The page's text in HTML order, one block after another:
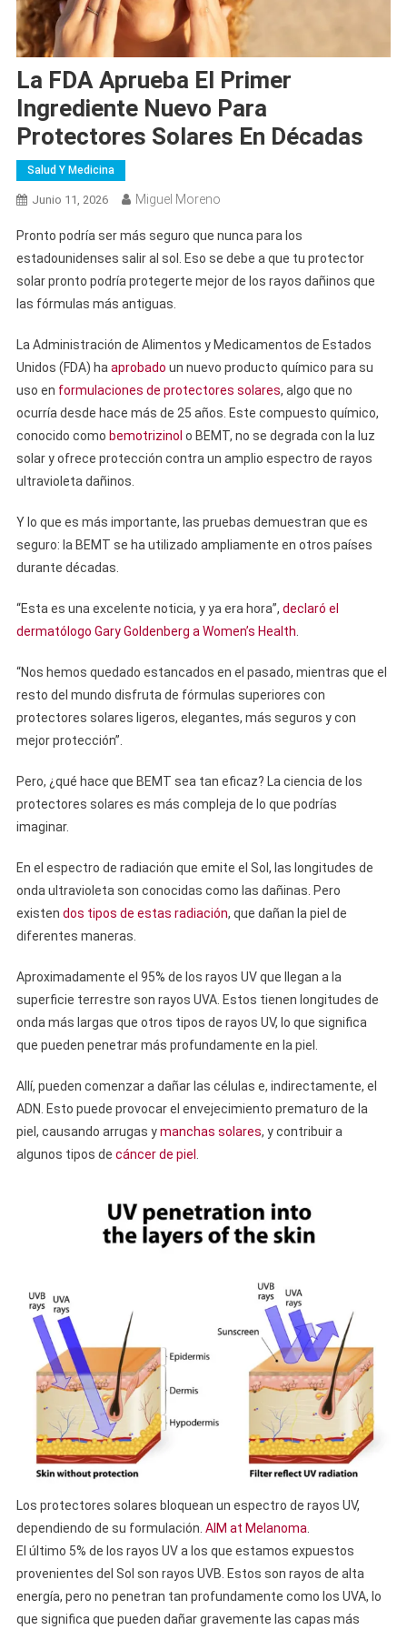
La FDA Aprueba El Primer
Ingrediente Nuevo Para
Protectores Solares En Décadas
Salud Y Medicina
Junio 11, 2026 Miguel Moreno
Pronto podría ser más seguro que nunca para los
estadounidenses salir al sol. Eso se debe a que tu protector
solar pronto podría protegerte mejor de los rayos dañinos que
las fórmulas más antiguas.
La Administración de Alimentos y Medicamentos de Estados
Unidos (FDA) ha aprobado un nuevo producto químico para su
uso en formulaciones de protectores solares, algo que no
ocurría desde hace más de 25 años. Este compuesto químico,
conocido como bemotrizinol o BEMT, no se degrada con la luz
solar y ofrece protección contra un amplio espectro de rayos
ultravioleta dañinos.
Y lo que es más importante, las pruebas demuestran que es
seguro: la BEMT se ha utilizado ampliamente en otros países
durante décadas.
“Esta es una excelente noticia, y ya era hora”, declaró el
dermatólogo Gary Goldenberg a Women’s Health
“Nos hemos quedado estancados en el pasado, mientras que el
resto del mundo disfruta de fórmulas superiores con
protectores solares ligeros, elegantes, más seguros y con
mejor protección”.
Pero, ¿qué hace que BEMT sea tan eficaz? La ciencia de los
protectores solares es más compleja de lo que podrías
imaginar.
En el espectro de radiación que emite el Sol, las longitudes de
onda ultravioleta son conocidas como las dañinas. Pero
existen dos tipos de estas radiación, que dañan la piel de
diferentes maneras.
Aproximadamente el 95% de los rayos UV que llegan a la
superficie terrestre son rayos UVA. Estos tienen longitudes de
onda más largas que otros tipos de rayos UV, lo que significa
que pueden penetrar más profundamente en la piel.
Allí, pueden comenzar a dañar las células e, indirectamente, el
ADN. Esto puede provocar el envejecimiento prematuro de la
piel, causando arrugas ymanchas solares, y contribuir a
algunos tipos de cáncer de piel
Los protectores solares bloquean un espectro de rayos UV,
dependiendo de su formulación. AIM at Melanoma
El último 5% de los rayos UV a los que estamos expuestos
provenientes del Sol son rayos UVB. Estos son rayos de alta
energía, pero no penetran tan profundamente como los UVA, lo
que significa que pueden dañar gravemente las capas más